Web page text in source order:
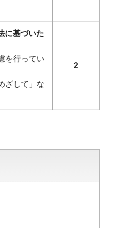
に基づいた
を行ってい
ざして」な
2